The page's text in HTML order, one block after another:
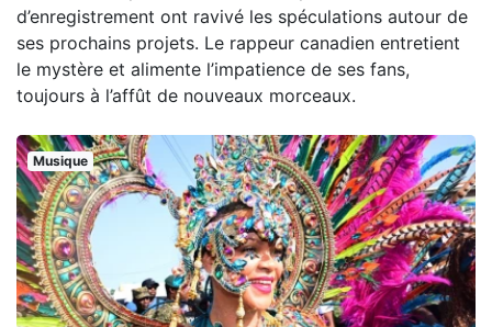
d’enregistrement ont ravivé les spéculations autour de
ses prochains projets. Le rappeur canadien entretient
le mystère et alimente l’impatience de ses fans,
toujours à l’affût de nouveaux morceaux.
Musique